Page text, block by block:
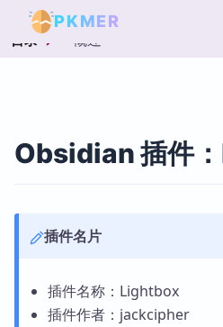
PKMER
目录 概述
Obsidian 插件
插件名片
插件名称：Lightbox
插件作者：jackcipher